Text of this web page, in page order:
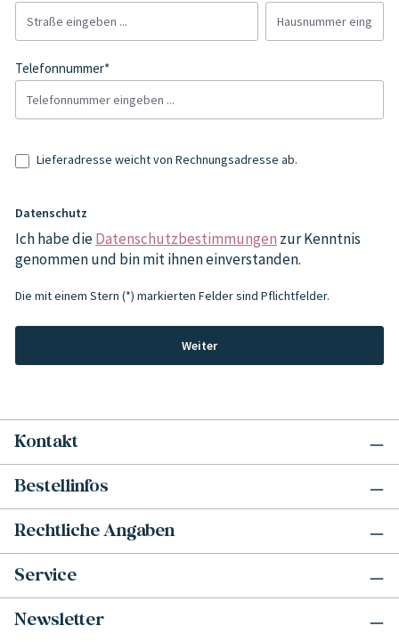
Telefonnummer*
Lieferadresse weicht von Rechnungsadresse ab.
Datenschutz
Ich habe dieDatenschutzbestimmungen zur Kenntnis
genommen und bin mit ihnen einverstanden.
Die mit einem Stern (*) markierten Felder sind Pflichtfelder.
Weiter
Kontakt
Bestellinfos
Rechtliche Angaben
Service
Newsletter